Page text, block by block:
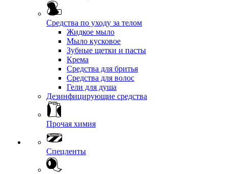
Средства по уходу за телом
Жидкое мыло
Мыло кусковое
Зубные щетки и пасты
Крема
Средства для бритья
Средства для волос
Гели для душа
Дезинфицирующие средства
Прочая химия
Спецленты